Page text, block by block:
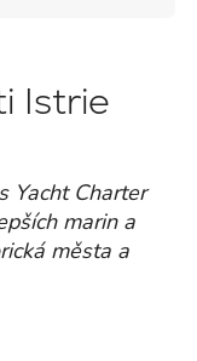
Istrie
Yacht Charter
marin a
města a